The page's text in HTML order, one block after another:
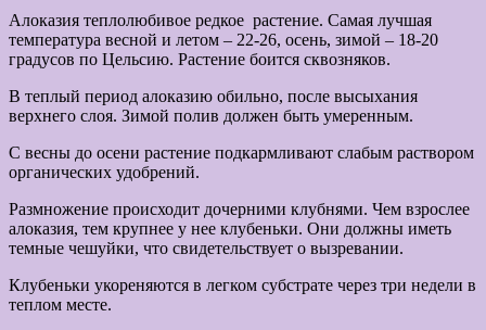
Алоказия теплолюбивое редкое растение. Самая лучшая
температура весной и летом – 22-26, осень, зимой – 18-20
градусов по Цельсию. Растение боится сквозняков.
В теплый период алоказию обильно, после высыхания
верхнего слоя. Зимой полив должен быть умеренным.
С весны до осени растение подкармливают слабым раствором
органических удобрений.
Размножение происходит дочерними клубнями. Чем взрослее
алоказия, тем крупнее у нее клубеньки. Они должны иметь
темные чешуйки, что свидетельствует о вызревании.
Клубеньки укореняются в легком субстрате через три недели в
теплом месте.